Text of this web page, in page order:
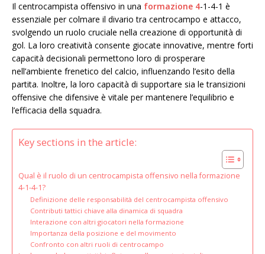
Il centrocampista offensivo in una formazione 4-1-4-1 è
essenziale per colmare il divario tra centrocampo e attacco,
svolgendo un ruolo cruciale nella creazione di opportunità di
gol. La loro creatività consente giocate innovative, mentre forti
capacità decisionali permettono loro di prosperare
nell’ambiente frenetico del calcio, influenzando l’esito della
partita. Inoltre, la loro capacità di supportare sia le transizioni
offensive che difensive è vitale per mantenere l’equilibrio e
l’efficacia della squadra.
Key sections in the article:
Qual è il ruolo di un centrocampista offensivo nella formazione
4-1-4-1?
Definizione delle responsabilità del centrocampista offensivo
Contributi tattici chiave alla dinamica di squadra
Interazione con altri giocatori nella formazione
Importanza della posizione e del movimento
Confronto con altri ruoli di centrocampo